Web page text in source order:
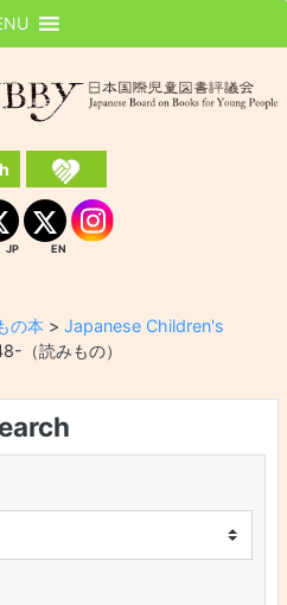
JP
EN
EN Instagram
の本 > Japanese Children's
（読みもの）